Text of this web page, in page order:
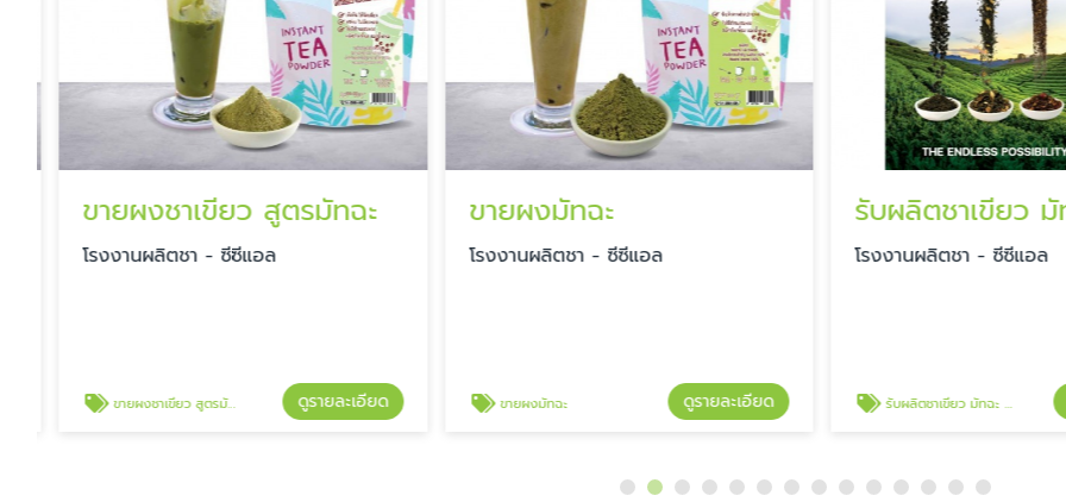
ขายผงชาเขียว สูตรมัทฉะ
โรงงานผลิตชา - ซีซีแอล
ขายผงชาเขียว สูตรมัทฉะ ดูรายละเอียด
ขายผงมัทฉะ
โรงงานผลิตชา - ซีซีแอล
ขายผงมัทฉะ ดูรายละเอียด
โรงงานผลิตชา - ซีซีแอล
รับผลิตชาเขียว มัทฉะ OEM ดู